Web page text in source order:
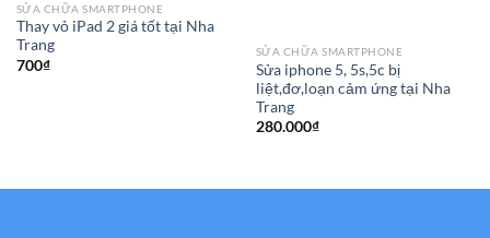
SỬA CHỮA SMARTPHONE
Thay vỏ iPad 2 giá tốt tại Nha
Trang
700₫
SỬA CHỮA SMARTPHONE
Sửa iphone 5, 5s,5c bị
liệt,đơ,loạn cảm ứng tại Nha
Trang
280.000₫